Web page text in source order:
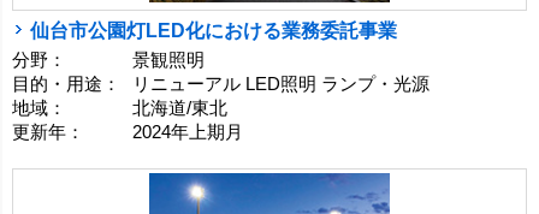
仙台市公園灯LED化における業務委託事業
分野：
景観照明
目的・用途：
リニューアル LED照明 ランプ・光源
地域：
北海道/東北
更新年：
2024年上期月